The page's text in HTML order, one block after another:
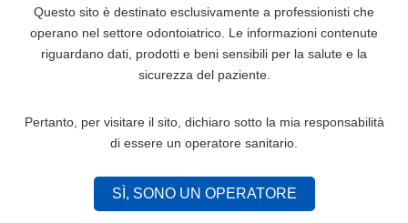
Questo sito è destinato esclusivamente a professionisti che
operano nel settore odontoiatrico. Le informazioni contenute
riguardano dati, prodotti e beni sensibili per la salute e la
sicurezza del paziente.
Pertanto, per visitare il sito, dichiaro sotto la mia responsabilità
di essere un operatore sanitario.
SÌ, SONO UN OPERATORE